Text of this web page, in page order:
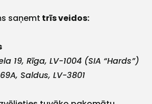
saņemt trīs veidos:
19, Rīga, LV-1004 (SIA “Hards”)
Saldus, LV-3801